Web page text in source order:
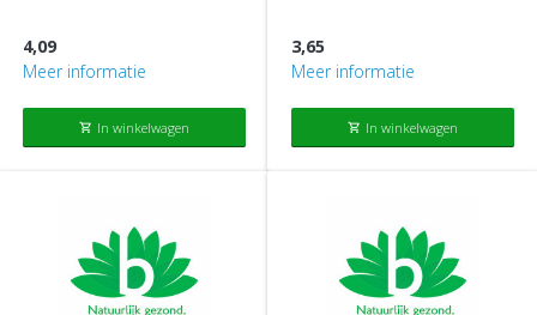
4,09
Meer informatie
shopping_cart In winkelwagen
3,65
Meer informatie
shopping_cart In winkelwagen